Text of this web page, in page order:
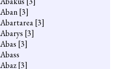
Aban[3]
Abartarea[3]
Abarys [3]
Abas [3]
Abass
Abaz[3]